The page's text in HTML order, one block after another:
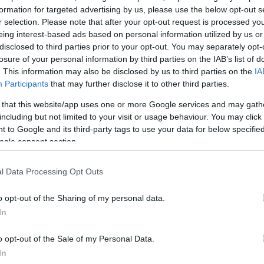
for targeted advertising by us, please use the below opt-out
selection. Please note that after your opt-out request is processed
interest-based ads based on personal information utilized by us
to third parties prior to your opt-out. You may separately
of your personal information by third parties on the IAB’s list of
This information may also be disclosed by us to third parties on the
Participants that may further disclose it to other third parties.
that this website/app uses one or more Google services and may
but not limited to your visit or usage behaviour. You may
to Google and its third-party tags to use your data for below
consent section.
Data Processing Opt Outs
opt-out of the Sharing of my personal data.
opt-out of the Sale of my Personal Data.
στην τηλεόραση, δεν σημαίνει πως είναι αληθινό.
ένα σκετσάκι και τίποτα άλλο», καταλήγει ο
του Happy Day και τον ρεπόρτερ, Δημήτρη